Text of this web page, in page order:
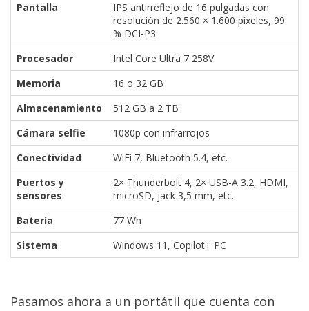
Pantalla
IPS antirreflejo de 16 pulgadas con
resolución de 2.560 × 1.600 píxeles, 99
% DCI-P3
Procesador
Intel Core Ultra 7 258V
Memoria
16 o 32 GB
Almacenamiento
512 GB a 2 TB
Cámara selfie
1080p con infrarrojos
Conectividad
WiFi 7, Bluetooth 5.4, etc.
Puertos y
sensores
2× Thunderbolt 4, 2× USB-A 3.2, HDMI,
microSD, jack 3,5 mm, etc.
Batería
77 Wh
Sistema
Windows 11, Copilot+ PC
Pasamos ahora a un portátil que cuenta con